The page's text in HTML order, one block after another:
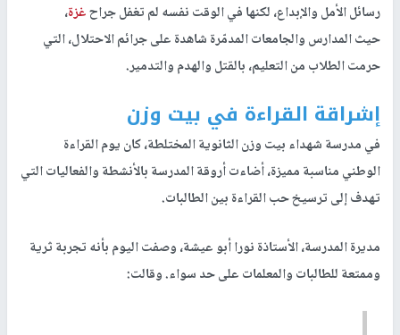
رسائل الأمل والإبداع، لكنها في الوقت نفسه لم تغفل جراحغزة،
حيث المدارس والجامعات المدمّرة شاهدة على جرائم الاحتلال، التي
حرمت الطلاب من التعليم، بالقتل والهدم والتدمير.
إشراقة القراءة في بيت وزن
في مدرسة شهداء بيت وزن الثانوية المختلطة، كان يوم القراءة
الوطني مناسبة مميزة، أضاءت أروقة المدرسة بالأنشطة والفعاليات التي
تهدف إلى ترسيخ حب القراءة بين الطالبات.
مديرة المدرسة، الأستاذة نورا أبو عيشة، وصفت اليوم بأنه تجربة ثرية
وممتعة للطالبات والمعلمات على حد سواء. وقالت: